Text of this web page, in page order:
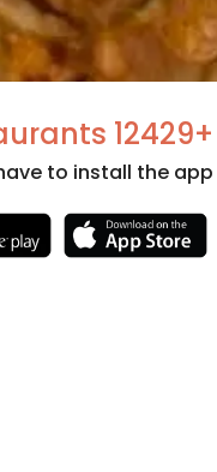
+12429 Restaurants
to install the app.